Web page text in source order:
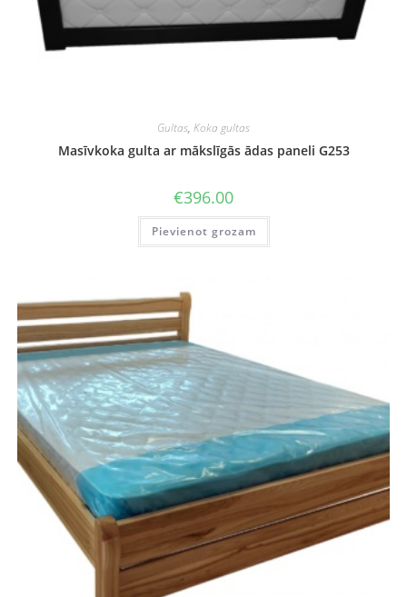
Gultas, Koka gultas
Masīvkoka gulta ar mākslīgās ādas paneli G253
€396.00
Pievienot grozam